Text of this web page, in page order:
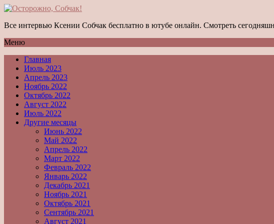
Все интервью Ксении Собчак бесплатно в ютубе онлайн. Смотреть
Меню
Главная
Июль 2023
Апрель 2023
Ноябрь 2022
Октябрь 2022
Август 2022
Июль 2022
Другие месяцы
Июнь 2022
Май 2022
Апрель 2022
Март 2022
Февраль 2022
Январь 2022
Декабрь 2021
Ноябрь 2021
Октябрь 2021
Сентябрь 2021
Август 2021